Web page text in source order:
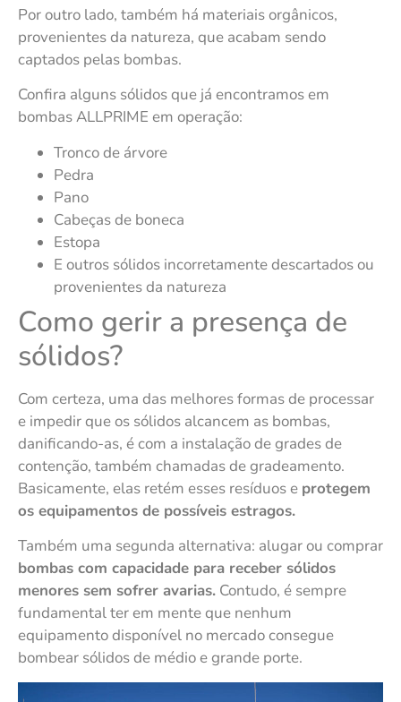
Por outro lado, também há materiais orgânicos,
provenientes da natureza, que acabam sendo
captados pelas bombas.
Confira alguns sólidos que já encontramos em
bombas ALLPRIME em operação:
Tronco de árvore
Pedra
Pano
Cabeças de boneca
Estopa
E outros sólidos incorretamente descartados ou
provenientes da natureza
Como gerir a presença de
sólidos?
Com certeza, uma das melhores formas de processar
e impedir que os sólidos alcancem as bombas,
danificando-as, é com a instalação de grades de
contenção, também chamadas de gradeamento.
Basicamente, elas retém esses resíduos e protegem
os equipamentos de possíveis estragos.
Também uma segunda alternativa: alugar ou comprar
bombas com capacidade para receber sólidos
menores sem sofrer avarias. Contudo, é sempre
fundamental ter em mente que nenhum
equipamento disponível no mercado consegue
bombear sólidos de médio e grande porte.